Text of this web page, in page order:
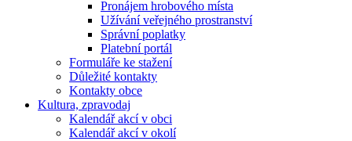
Pronájem hrobového místa
Užívání veřejného prostranství
Správní poplatky
Platební portál
Formuláře ke stažení
Důležité kontakty
Kontakty obce
Kultura, zpravodaj
Kalendář akcí v obci
Kalendář akcí v okolí